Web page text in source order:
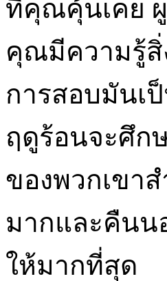
ที่คุณคุ้นเคย
คุณมีความรู้สิ่
การสอบมันเ
ฤดูร้อนจะศึก
ของพวกเขา
มากและคืนน
ให้มากที่สุด